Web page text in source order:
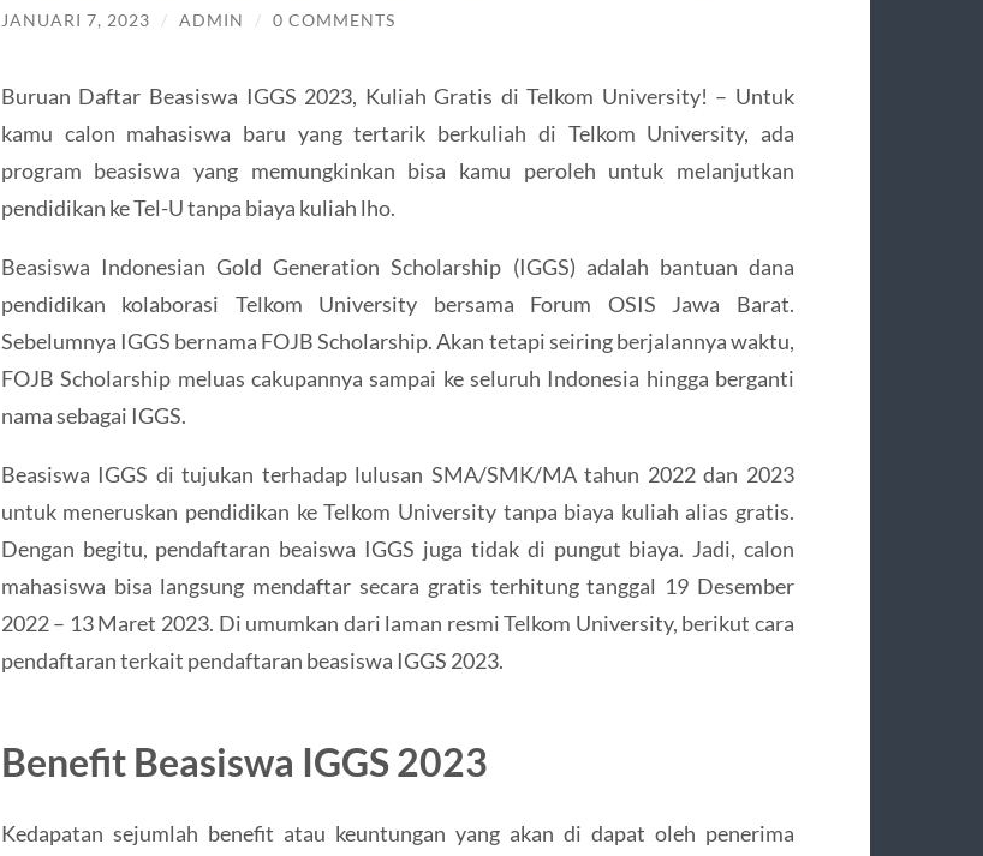
JANUARI 7, 2023 / ADMIN / 0 COMMENTS
Buruan Daftar Beasiswa IGGS 2023, Kuliah Gratis di Telkom University! – Untuk
kamu calon mahasiswa baru yang tertarik berkuliah di Telkom University, ada
program beasiswa yang memungkinkan bisa kamu peroleh untuk melanjutkan
pendidikan ke Tel-U tanpa biaya kuliah lho.
Beasiswa Indonesian Gold Generation Scholarship (IGGS) adalah bantuan dana
pendidikan kolaborasi Telkom University bersama Forum OSIS Jawa Barat.
Sebelumnya IGGS bernama FOJB Scholarship. Akan tetapi seiring berjalannya waktu,
FOJB Scholarship meluas cakupannya sampai ke seluruh Indonesia hingga berganti
nama sebagai IGGS.
Beasiswa IGGS di tujukan terhadap lulusan SMA/SMK/MA tahun 2022 dan 2023
untuk meneruskan pendidikan ke Telkom University tanpa biaya kuliah alias gratis.
Dengan begitu, pendaftaran beaiswa IGGS juga tidak di pungut biaya. Jadi, calon
mahasiswa bisa langsung mendaftar secara gratis terhitung tanggal 19 Desember
2022 – 13 Maret 2023. Di umumkan dari laman resmi Telkom University, berikut cara
pendaftaran terkait pendaftaran beasiswa IGGS 2023.
Benefit Beasiswa IGGS 2023
Kedapatan sejumlah benefit atau keuntungan yang akan di dapat oleh penerima